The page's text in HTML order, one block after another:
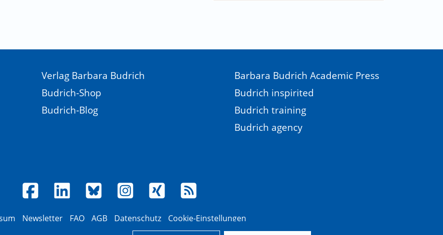
Verlag Barbara Budrich
Budrich-Shop
Budrich-Blog
Barbara Budrich Academic Press
Budrich inspirited
Budrich training
Budrich agency
Newsletter FAQ AGB Datenschutz Cookie-Einstellungen